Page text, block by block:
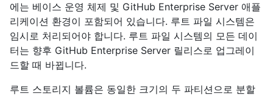
에는 베이스 운영 체제 및 GitHub Enterprise Server 애플
리케이션 환경이 포함되어 있습니다. 루트 파일 시스템은
임시로 처리되어야 합니다. 루트 파일 시스템의 모든 데이
터는 향후 GitHub Enterprise Server 릴리스로 업그레이
드할 때 바뀝니다.
루트 스토리지 볼륨은 동일한 크기의 두 파티션으로 분할